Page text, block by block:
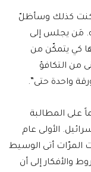
كنت كذلك وسأظلّ
مَن يجلس إلى
كي يتمكّن من
من التكافؤ
واحدة حتى”.
على المطالبة
الأولى عام
المرّات أتى الوسيط
والأفكار إلى أن